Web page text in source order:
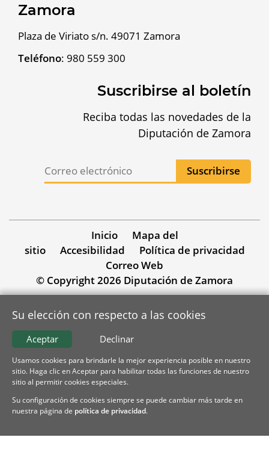
Zamora
Plaza de Viriato s/n. 49071 Zamora
Teléfono: 980 559 300
Suscribirse al boletín
Reciba todas las novedades de la
Diputación de Zamora
Inicio
Mapa del
sitio
Accesibilidad
Política de privacidad
Correo Web
© Copyright 2026 Diputación de Zamora
Su elección con respecto a las cookies
Declinar
Aceptar
Usamos cookies para brindarle la mejor experiencia posible en nuestro
sitio. Haga clic en Aceptar para habilitar todas las funciones de nuestro
sitio al permitir cookies especiales.
Su configuración de cookies siempre se puede cambiar más tarde en
nuestra página de política de privacidad.